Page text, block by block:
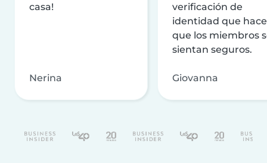
casa!
Nerina
verificación de
identidad que
que los miembros
sientan seguros.
Giovanna